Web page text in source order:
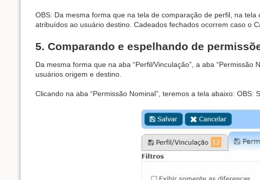
OBS: Da mesma forma que na tela de comparação de perfil, na
atribuídos ao usuário destino. Cadeados fechados ocorrem caso o
5. Comparando e espelhando de
Da mesma forma que na aba “Perfil/Vinculação”, a aba
usuários origem e destino.
Clicando na aba “Permissão Nominal”, teremos a tela abaixo: